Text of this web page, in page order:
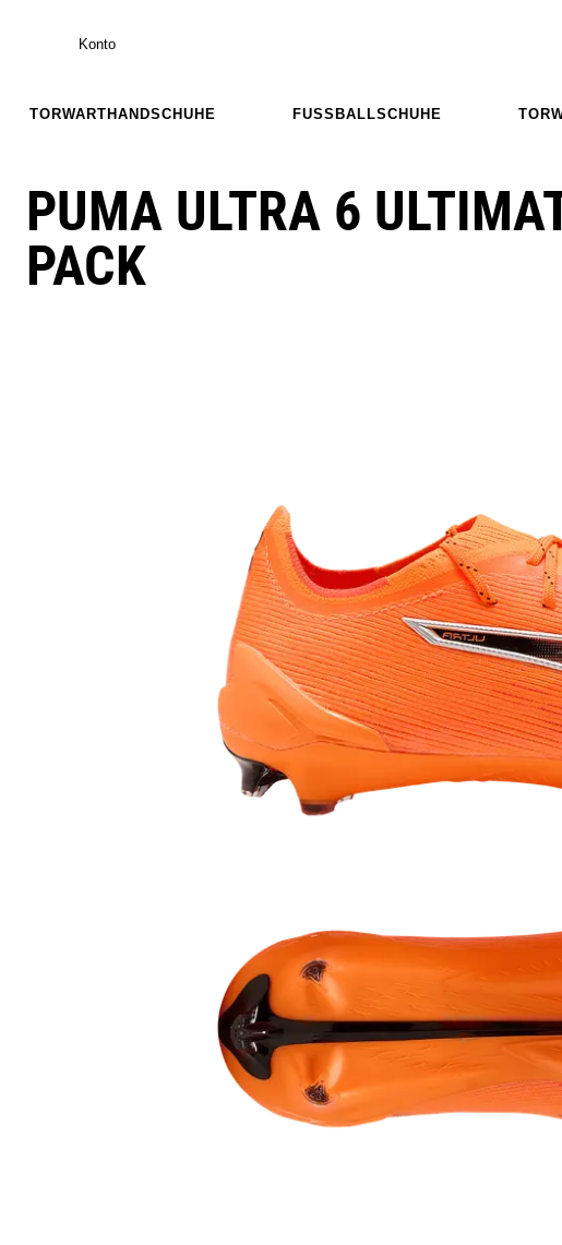
Konto
TORWARTHANDSCHUHE FUSSBALLSCHUHE
PUMA ULTRA 6
PACK